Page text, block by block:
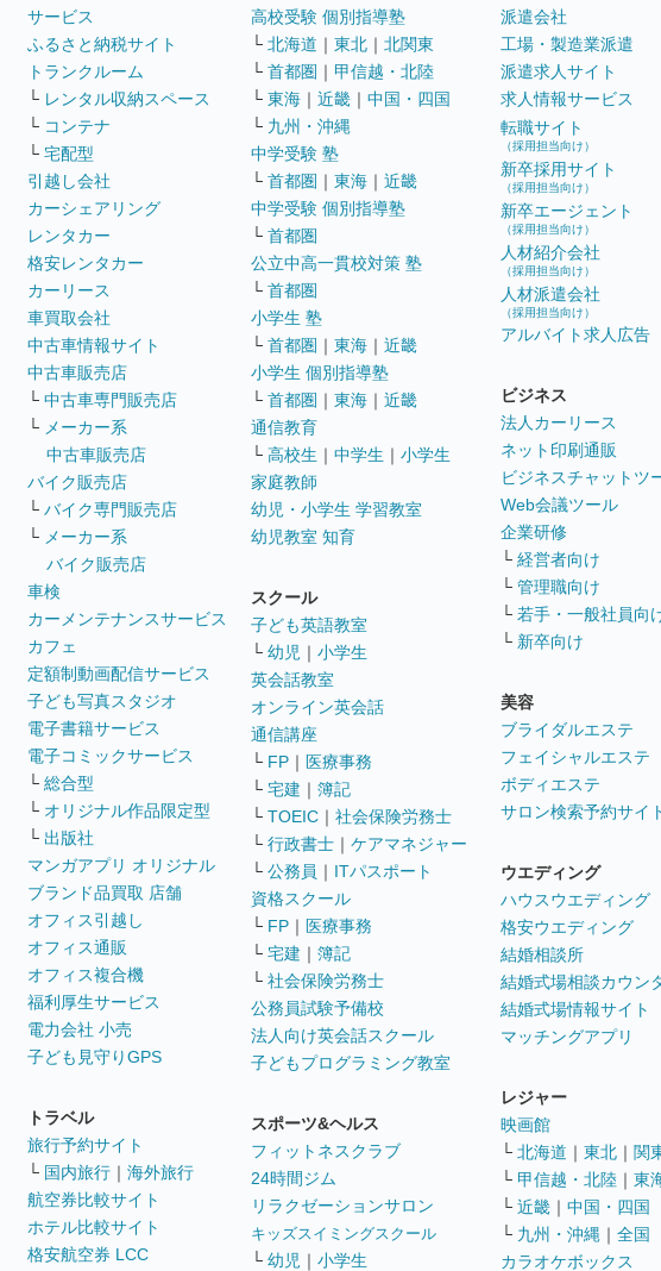
サービス
ふるさと納税サイト
トランクルーム
└ レンタル収納スペース
└ コンテナ
└ 宅配型
引越し会社
カーシェアリング
レンタカー
格安レンタカー
カーリース
車買取会社
中古車情報サイト
中古車販売店
└ 中古車専門販売店
└ メーカー系
中古車販売店
バイク販売店
└ バイク専門販売店
└ メーカー系
バイク販売店
車検
カーメンテナンスサービス
カフェ
定額制動画配信サービス
子ども写真スタジオ
電子書籍サービス
電子コミックサービス
└ 総合型
└ オリジナル作品限定型
└ 出版社
マンガアプリ オリジナル
ブランド品買取 店舗
オフィス引越し
オフィス通販
オフィス複合機
福利厚生サービス
電力会社 小売
子ども見守りGPS
トラベル
旅行予約サイト
└ 国内旅行 ｜ 海外旅行
航空券比較サイト
ホテル比較サイト
格安航空券 LCC
高校受験 個別指導塾
└ 北海道 ｜ 東北 ｜ 北関東
└ 首都圏 ｜ 甲信越・北陸
└ 東海 ｜ 近畿 ｜ 中国・四国
└ 九州・沖縄
中学受験 塾
└ 首都圏 ｜ 東海 ｜ 近畿
中学受験 個別指導塾
└ 首都圏
公立中高一貫校対策 塾
└ 首都圏
小学生 塾
└ 首都圏 ｜ 東海 ｜ 近畿
小学生 個別指導塾
└ 首都圏 ｜ 東海 ｜ 近畿
通信教育
└ 高校生 ｜ 中学生 ｜ 小学生
家庭教師
幼児・小学生 学習教室
幼児教室 知育
スクール
子ども英語教室
└ 幼児 ｜ 小学生
英会話教室
オンライン英会話
通信講座
└ FP ｜ 医療事務
└ 宅建 ｜ 簿記
└ TOEIC ｜ 社会保険労務士
└ 行政書士 ｜ ケアマネジャー
└ 公務員 ｜ ITパスポート
資格スクール
└ FP ｜ 医療事務
└ 宅建 ｜ 簿記
└ 社会保険労務士
公務員試験予備校
法人向け英会話スクール
子どもプログラミング教室
スポーツ&ヘルス
フィットネスクラブ
24時間ジム
リラクゼーションサロン
キッズスイミングスクール
└ 幼児 ｜ 小学生
派遣会社
工場・製造業派遣
派遣求人サイト
求人情報サービス
転職サイト
（採用担当向け）
新卒採用サイト
（採用担当向け）
新卒エージェント
（採用担当向け）
人材紹介会社
（採用担当向け）
人材派遣会社
（採用担当向け）
アルバイト求人広告
ビジネス
法人カーリース
ネット印刷通販
ビジネスチャットツ
Web会議ツール
企業研修
└ 経営者向け
└ 管理職向け
└ 若手・一般社員向
└ 新卒向け
美容
ブライダルエステ
フェイシャルエステ
ボディエステ
サロン検索予約サイ
ウエディング
ハウスウエディング
格安ウエディング
結婚相談所
結婚式場相談カウン
結婚式場情報サイト
マッチングアプリ
レジャー
映画館
└ 北海道 ｜ 東北 ｜ 関
└ 甲信越・北陸 ｜ 東
└ 近畿 ｜ 中国・四国
└ 九州・沖縄 ｜ 全国
カラオケボックス